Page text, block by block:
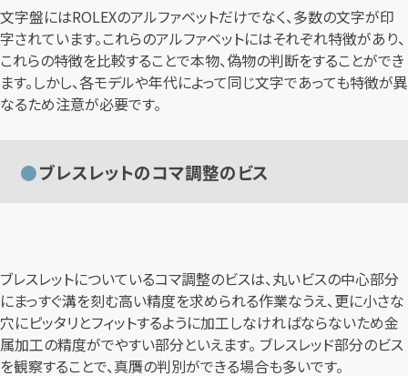
文字盤にはROLEXのアルファベットだけでなく、多数の文字が印
字されています。これらのアルファベットにはそれぞれ特徴があり、
これらの特徴を比較することで本物、偽物の判断をすることができ
ます。しかし、各モデルや年代によって同じ文字であっても特徴が異
なるため注意が必要です。
ブレスレットのコマ調整のビス
ブレスレットについているコマ調整のビスは、丸いビスの中心部分
にまっすぐ溝を刻む高い精度を求められる作業なうえ、更に小さな
穴にピッタリとフィットするように加工しなければならないため金
属加工の精度がでやすい部分といえます。 ブレスレッド部分のビス
を観察することで、真贋の判別ができる場合も多いです。